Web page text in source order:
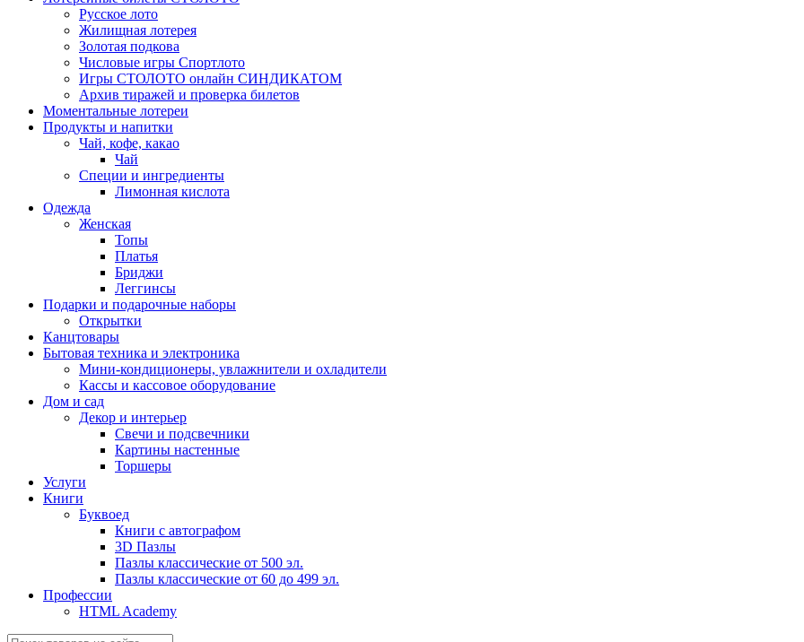
Русское лото
Жилищная лотерея
Золотая подкова
Числовые игры Спортлото
Игры СТОЛОТО онлайн СИНДИКАТОМ
Архив тиражей и проверка билетов
Моментальные лотереи
Продукты и напитки
Чай, кофе, какао
Чай
Специи и ингредиенты
Лимонная кислота
Одежда
Женская
Топы
Платья
Бриджи
Леггинсы
Подарки и подарочные наборы
Открытки
Канцтовары
Бытовая техника и электроника
Мини-кондиционеры, увлажнители и охладители
Кассы и кассовое оборудование
Дом и сад
Декор и интерьер
Свечи и подсвечники
Картины настенные
Торшеры
Услуги
Книги
Буквоед
Книги с автографом
3D Пазлы
Пазлы классические от 500 эл.
Пазлы классические от 60 до 499 эл.
Профессии
HTML Academy